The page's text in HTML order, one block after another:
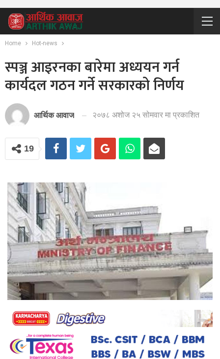
Home Hot-news
स्पञ्ज आइरनका बारेमा अध्ययन गर्न
कार्यदल गठन गर्ने सरकारको निर्णय
आर्थिक आवाज २०७८ अशोज २५ सोमवार मा प्रकाशित
19